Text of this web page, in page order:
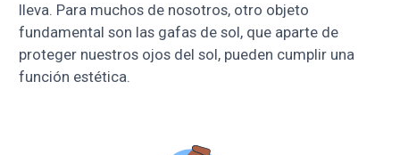
lleva. Para muchos de nosotros, otro objeto
fundamental son las gafas de sol, que aparte de
proteger nuestros ojos del sol, pueden cumplir una
función estética.